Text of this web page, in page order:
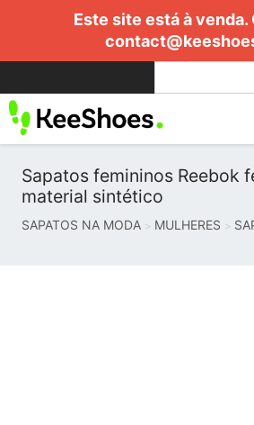
Este site está à
Sapatos femininos Reebok
material sintético
SAPATOS NA MODA MULHERES